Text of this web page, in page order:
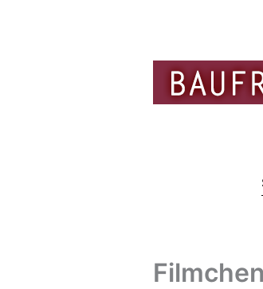
Filmchen